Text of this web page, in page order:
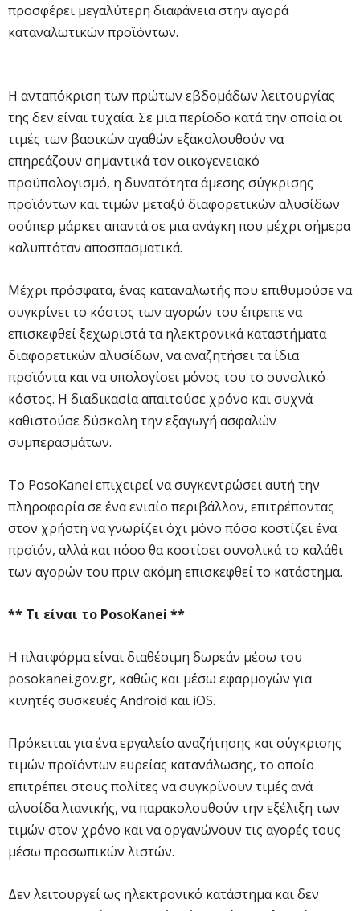
προσφέρει μεγαλύτερη διαφάνεια στην αγορά
καταναλωτικών προϊόντων.
Η ανταπόκριση των πρώτων εβδομάδων λειτουργίας
της δεν είναι τυχαία. Σε μια περίοδο κατά την οποία οι
τιμές των βασικών αγαθών εξακολουθούν να
επηρεάζουν σημαντικά τον οικογενειακό
προϋπολογισμό, η δυνατότητα άμεσης σύγκρισης
προϊόντων και τιμών μεταξύ διαφορετικών αλυσίδων
σούπερ μάρκετ απαντά σε μια ανάγκη που μέχρι σήμερα
καλυπτόταν αποσπασματικά.
Μέχρι πρόσφατα, ένας καταναλωτής που επιθυμούσε να
συγκρίνει το κόστος των αγορών του έπρεπε να
επισκεφθεί ξεχωριστά τα ηλεκτρονικά καταστήματα
διαφορετικών αλυσίδων, να αναζητήσει τα ίδια
προϊόντα και να υπολογίσει μόνος του το συνολικό
κόστος. Η διαδικασία απαιτούσε χρόνο και συχνά
καθιστούσε δύσκολη την εξαγωγή ασφαλών
συμπερασμάτων.
Το PosoKanei επιχειρεί να συγκεντρώσει αυτή την
πληροφορία σε ένα ενιαίο περιβάλλον, επιτρέποντας
στον χρήστη να γνωρίζει όχι μόνο πόσο κοστίζει ένα
προϊόν, αλλά και πόσο θα κοστίσει συνολικά το καλάθι
των αγορών του πριν ακόμη επισκεφθεί το κατάστημα.
** Τι είναι το PosoKanei **
Η πλατφόρμα είναι διαθέσιμη δωρεάν μέσω του
posokanei.gov.gr, καθώς και μέσω εφαρμογών για
κινητές συσκευές Android και iOS.
Πρόκειται για ένα εργαλείο αναζήτησης και σύγκρισης
τιμών προϊόντων ευρείας κατανάλωσης, το οποίο
επιτρέπει στους πολίτες να συγκρίνουν τιμές ανά
αλυσίδα λιανικής, να παρακολουθούν την εξέλιξη των
τιμών στον χρόνο και να οργανώνουν τις αγορές τους
μέσω προσωπικών λιστών.
Δεν λειτουργεί ως ηλεκτρονικό κατάστημα και δεν